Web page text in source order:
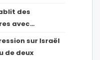
des
avec…
sur Israël
de deux